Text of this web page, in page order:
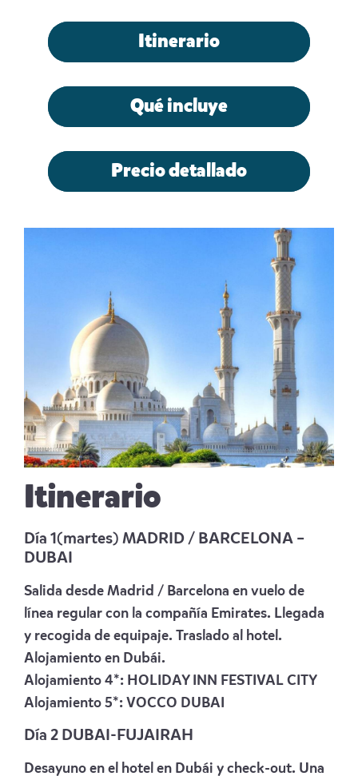
Itinerario
Qué incluye
Precio detallado
Itinerario
Día 1(martes) MADRID / BARCELONA –
DUBAI
Salida desde Madrid / Barcelona en vuelo de
línea regular con la compañía Emirates. Llegada
y recogida de equipaje. Traslado al hotel.
Alojamiento en Dubái.
Alojamiento 4*: HOLIDAY INN FESTIVAL CITY
Alojamiento 5*: VOCCO DUBAI
Día 2 DUBAI-FUJAIRAH
Desayuno en el hotel en Dubái y check-out. Una